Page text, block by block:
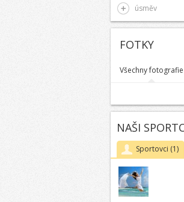
úsměv
FOTKY
Všechny fotografie
NAŠI
Sportovci (1)